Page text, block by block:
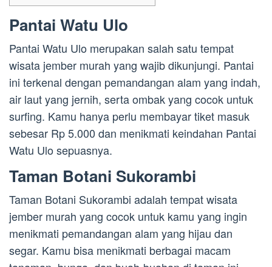
Pantai Watu Ulo
Pantai Watu Ulo merupakan salah satu tempat
wisata jember murah yang wajib dikunjungi. Pantai
ini terkenal dengan pemandangan alam yang indah,
air laut yang jernih, serta ombak yang cocok untuk
surfing. Kamu hanya perlu membayar tiket masuk
sebesar Rp 5.000 dan menikmati keindahan Pantai
Watu Ulo sepuasnya.
Taman Botani Sukorambi
Taman Botani Sukorambi adalah tempat wisata
jember murah yang cocok untuk kamu yang ingin
menikmati pemandangan alam yang hijau dan
segar. Kamu bisa menikmati berbagai macam